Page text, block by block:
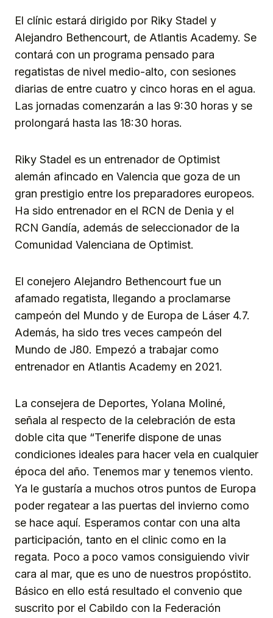
El clínic estará dirigido por Riky Stadel y
Alejandro Bethencourt, de Atlantis Academy. Se
contará con un programa pensado para
regatistas de nivel medio-alto, con sesiones
diarias de entre cuatro y cinco horas en el agua.
Las jornadas comenzarán a las 9:30 horas y se
prolongará hasta las 18:30 horas.
Riky Stadel es un entrenador de Optimist
alemán afincado en Valencia que goza de un
gran prestigio entre los preparadores europeos.
Ha sido entrenador en el RCN de Denia y el
RCN Gandía, además de seleccionador de la
Comunidad Valenciana de Optimist.
El conejero Alejandro Bethencourt fue un
afamado regatista, llegando a proclamarse
campeón del Mundo y de Europa de Láser 4.7.
Además, ha sido tres veces campeón del
Mundo de J80. Empezó a trabajar como
entrenador en Atlantis Academy en 2021.
La consejera de Deportes, Yolana Moliné,
señala al respecto de la celebración de esta
doble cita que “Tenerife dispone de unas
condiciones ideales para hacer vela en cualquier
época del año. Tenemos mar y tenemos viento.
Ya le gustaría a muchos otros puntos de Europa
poder regatear a las puertas del invierno como
se hace aquí. Esperamos contar con una alta
participación, tanto en el clinic como en la
regata. Poco a poco vamos consiguiendo vivir
cara al mar, que es uno de nuestros propóstito.
Básico en ello está resultado el convenio que
suscrito por el Cabildo con la Federación